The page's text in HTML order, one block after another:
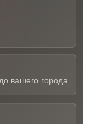
вашего города